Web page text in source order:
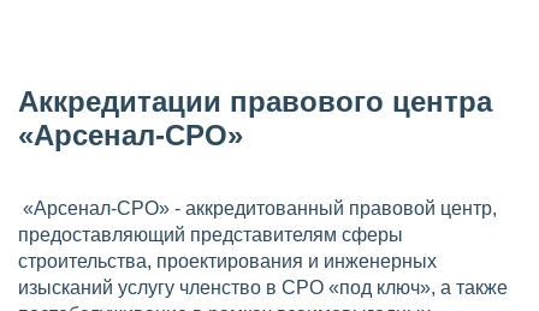
Аккредитации правового центра
«Арсенал-СРО»
«Арсенал-СРО» - аккредитованный правовой центр,
предоставляющий представителям сферы
строительства, проектирования и инженерных
изысканий услугу членство в СРО «под ключ», а также